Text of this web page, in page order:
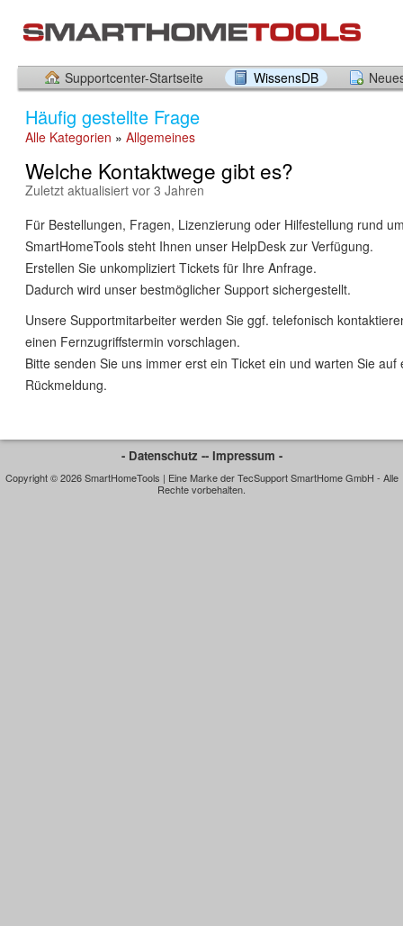
Supportcenter-Startseite WissensDB
Häufig gestellte Frage
Alle Kategorien » Allgemeines
Welche Kontaktwege gibt es?
Zuletzt aktualisiert vor 3 Jahren
Für Bestellungen, Fragen, Lizenzierung oder Hilfestellung rund
SmartHomeTools steht Ihnen unser HelpDesk zur Verfügung.
Erstellen Sie unkompliziert Tickets für Ihre Anfrage.
Dadurch wird unser bestmöglicher Support sichergestellt.
Unsere Supportmitarbeiter werden Sie ggf. telefonisch
einen Fernzugriffstermin vorschlagen.
Bitte senden Sie uns immer erst ein Ticket ein und warten Sie auf
Rückmeldung.
- Datenschutz -- Impressum -
Copyright © 2026 SmartHomeTools | Eine Marke der TecSupport SmartHome GmbH - Alle
Rechte vorbehalten.